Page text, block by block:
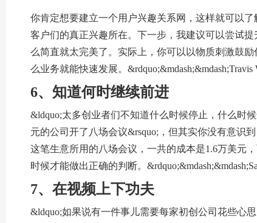
你肯定想要建立一个用户兴趣关系网，这样就可以了
客户们的真正兴趣所在。下一步，我建议可以尝试
么简直就太完美了。实际上，你可以以物质刺激鼓
么业务就能快速发展。&rdquo;&mdash;&mdash;Travis
6、知道何时继续前进
&ldquo;太多创业者们不知道什么时候停止，什么时
元的公司开了八场会议&rsquo;，但其实你没有意识
这笔生意所用的八场会议，一共的成本是1.6万美元
时候才能做出正确的判断。
7、在视频上下功夫
&ldquo;如果说有一件事儿需要每家初创公司花些心